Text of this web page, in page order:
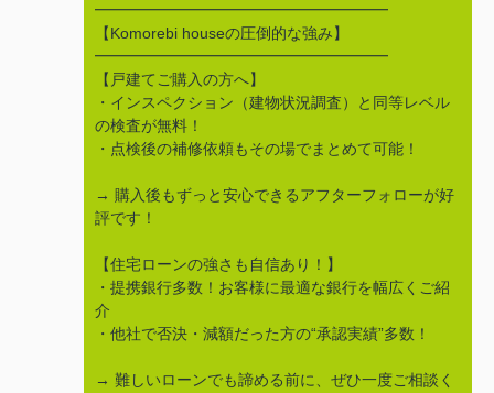
━━━━━━━━━━━━━━━━━━━
【Komorebi houseの圧倒的な強み】
━━━━━━━━━━━━━━━━━━━
【戸建てご購入の方へ】
・インスペクション（建物状況調査）と同等レベル
の検査が無料！
・点検後の補修依頼もその場でまとめて可能！
→ 購入後もずっと安心できるアフターフォローが好
評です！
【住宅ローンの強さも自信あり！】
・提携銀行多数！お客様に最適な銀行を幅広くご紹
介
・他社で否決・減額だった方の“承認実績”多数！
→ 難しいローンでも諦める前に、ぜひ一度ご相談く